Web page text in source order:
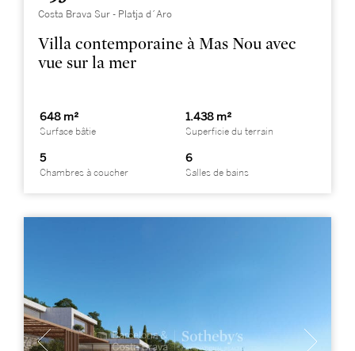
Costa Brava Sur - Platja d´Aro
Villa contemporaine à Mas Nou avec
vue sur la mer
648 m²
Surface bâtie
1.438 m²
Superficie du terrain
5
Chambres à coucher
6
Salles de bains